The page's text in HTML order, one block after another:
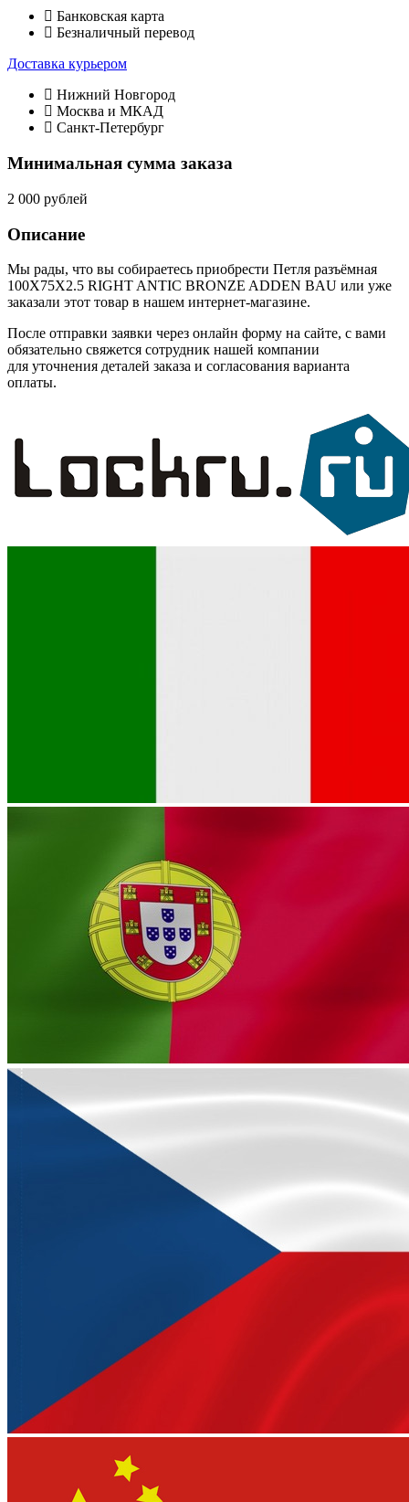
Банковская карта
Безналичный перевод
Доставка курьером
Нижний Новгород
Москва и МКАД
Санкт-Петербург
Минимальная сумма заказа
2 000 рублей
Описание
Мы рады, что вы собираетесь приобрести Петля разъёмная
100X75X2.5 RIGHT ANTIC BRONZE ADDEN BAU или уже
заказали этот товар в нашем интернет-магазине.
После отправки заявки через онлайн форму на сайте, с вами
обязательно свяжется сотрудник нашей компании
для уточнения деталей заказа и согласования варианта
оплаты.